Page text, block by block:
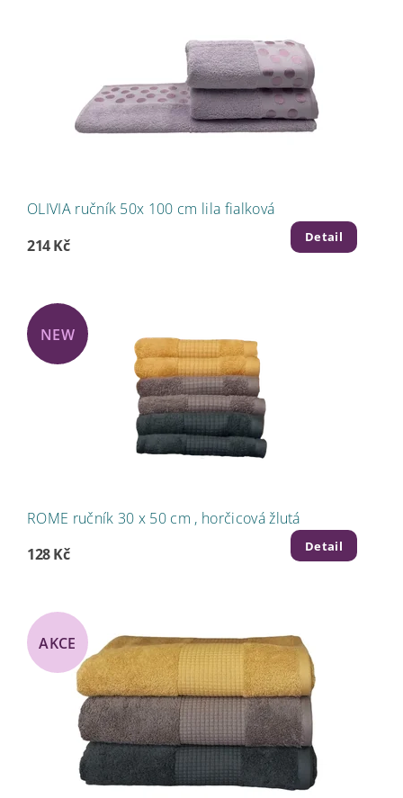
OLIVIA ručník 50x 100 cm lila fialková
214 Kč
Detail
NEW
ROME ručník 30 x 50 cm , horčicová žlutá
128 Kč
Detail
AKCE